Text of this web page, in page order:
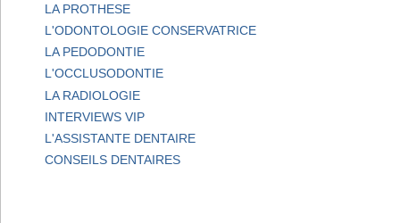
LA PROTHESE
L'ODONTOLOGIE CONSERVATRICE
LA PEDODONTIE
L'OCCLUSODONTIE
LA RADIOLOGIE
INTERVIEWS VIP
L'ASSISTANTE DENTAIRE
CONSEILS DENTAIRES